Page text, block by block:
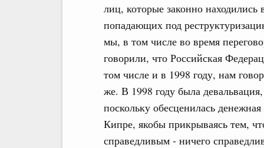
лиц, которые законно
попадающих под
мы, в том числе во время
говорили, что Российская
том числе и в 1998 году, нам
же. В 1998 году была
поскольку обесценилась
Кипре, якобы прикрываясь тем,
справедливым - ничего